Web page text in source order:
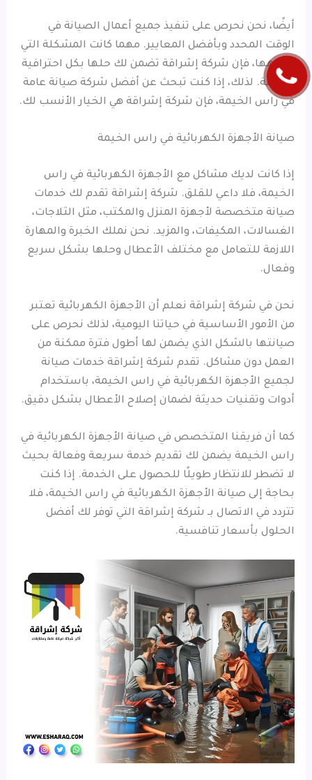
أيضًا، نحن نحرص على تنفيذ جميع أعمال الصيانة في
الوقت المحدد وبأفضل المعايير. مهما كانت المشكلة التي
تواجهها، فإن شركة إشراقة تضمن لك حلها بكل احترافية
وسرعة. لذلك، إذا كنت تبحث عن أفضل شركة صيانة عامة
في راس الخيمة، فإن شركة إشراقة هي الخيار الأنسب لك.
صيانة الأجهزة الكهربائية في راس الخيمة
إذا كانت لديك مشاكل مع الأجهزة الكهربائية في راس
الخيمة، فلا داعي للقلق. شركة إشراقة تقدم لك خدمات
صيانة متخصصة لأجهزة المنزل والمكتب، مثل الثلاجات،
الغسالات، المكيفات، والمزيد. نحن نملك الخبرة والمهارة
اللازمة للتعامل مع مختلف الأعطال وحلها بشكل سريع
وفعال.
نحن في شركة إشراقة نعلم أن الأجهزة الكهربائية تعتبر
من الأمور الأساسية في حياتنا اليومية، لذلك نحرص على
صيانتها بالشكل الذي يضمن لها أطول فترة ممكنة من
العمل دون مشاكل. تقدم شركة إشراقة خدمات صيانة
لجميع الأجهزة الكهربائية في راس الخيمة، باستخدام
أدوات وتقنيات حديثة لضمان إصلاح الأعطال بشكل دقيق.
كما أن فريقنا المتخصص في صيانة الأجهزة الكهربائية في
راس الخيمة يضمن لك تقديم خدمة سريعة وفعالة بحيث
لا تضطر للانتظار طويلًا للحصول على الخدمة. إذا كنت
بحاجة إلى صيانة الأجهزة الكهربائية في راس الخيمة، فلا
تتردد في الاتصال بـ شركة إشراقة التي توفر لك أفضل
الحلول بأسعار تنافسية.